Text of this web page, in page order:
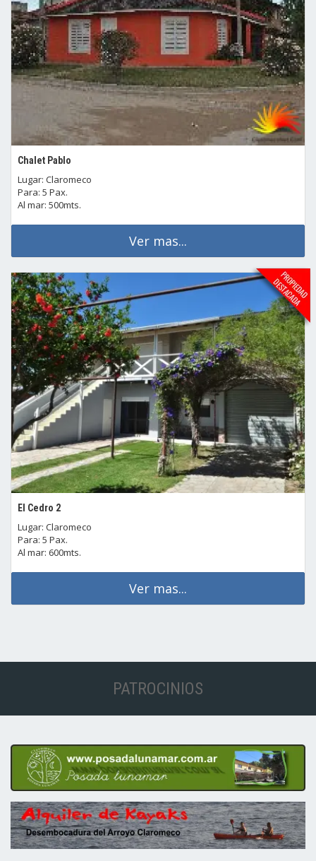
Chalet Pablo
Lugar: Claromeco
Para: 5 Pax.
Al mar: 500mts.
Ver mas...
El Cedro 2
Lugar: Claromeco
Para: 5 Pax.
Al mar: 600mts.
Ver mas...
PATROCINIOS